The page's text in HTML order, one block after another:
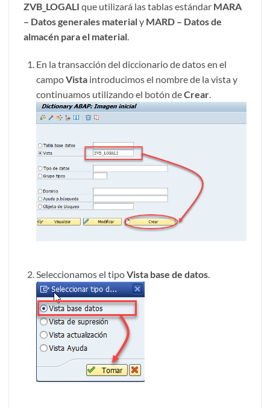
ZVB_LOGALI que utilizará las tablas estándar MARA
– Datos generales materialy MARD – Datos de
almacén para el material.
En la transacción del diccionario de datos en el
campoVista introducimos el nombre de la vista y
continuamos utilizando el botón deCrear.
Seleccionamos el tipoVista base de datos.